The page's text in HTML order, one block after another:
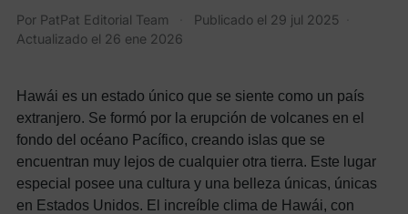
Por PatPat Editorial Team Publicado el 29 jul 2025
Actualizado el 26 ene 2026
Hawái es un estado único que se siente como un país
extranjero. Se formó por la erupción de volcanes en el
fondo del océano Pacífico, creando islas que se
encuentran muy lejos de cualquier otra tierra. Este lugar
especial posee una cultura y una belleza únicas, únicas
en Estados Unidos. El increíble clima de Hawái, con